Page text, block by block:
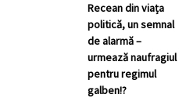
Recean din viața
politică, un semnal
de alarmă –
urmează naufragiul
pentru regimul
galben!?